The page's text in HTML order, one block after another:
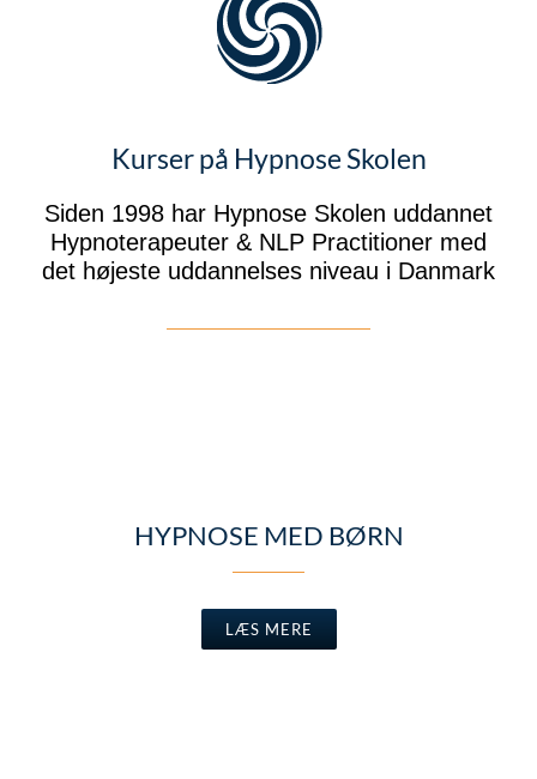
Kurser på Hypnose Skolen
Siden 1998 har Hypnose Skolen uddannet
Hypnoterapeuter & NLP Practitioner med
det højeste uddannelses niveau i Danmark
HYPNOSE MED BØRN
LÆS MERE